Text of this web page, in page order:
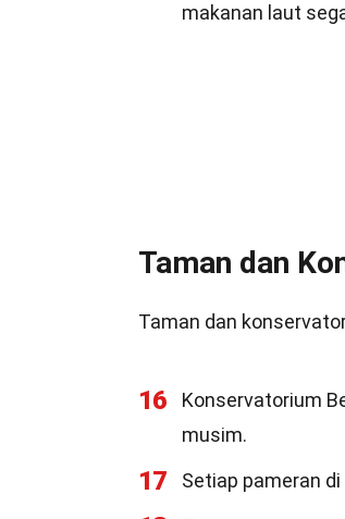
makanan laut
Taman dan
Taman dan
16
Konservatorium
musim.
17 Setiap pameran